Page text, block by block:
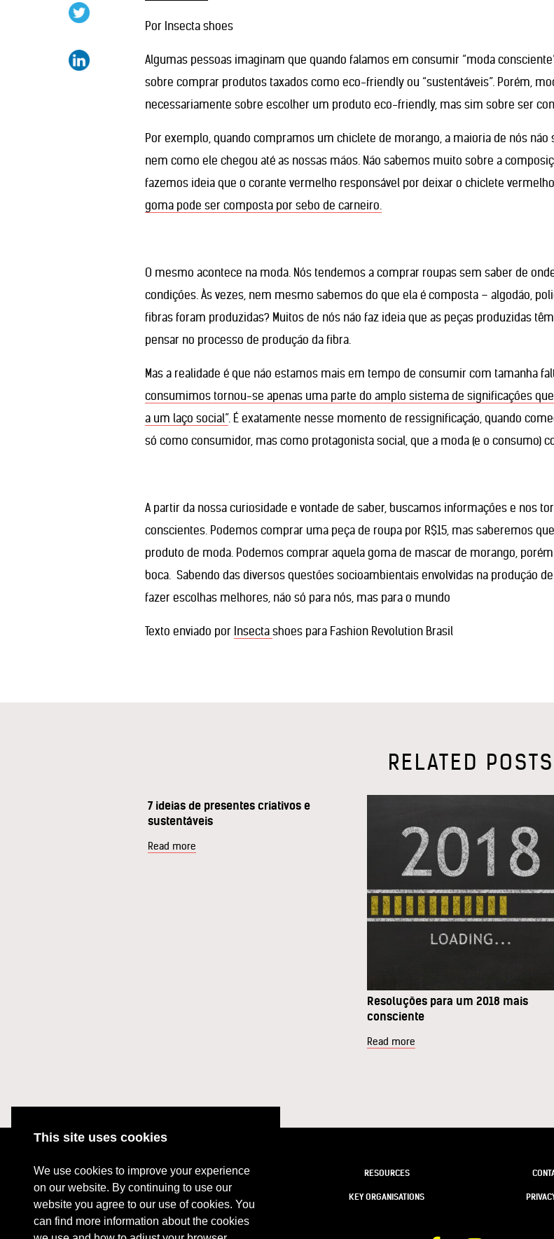
This site uses cookies
We use cookies to improve your experience
on our website. By continuing to use our
website you agree to our use of cookies. You
can find more information about the cookies
Por Insecta shoes
Algumas pessoas imaginam que quando falamos em consumir “moda
sobre comprar produtos taxados como eco-friendly ou “sustentáveis”. Porém,
necessariamente sobre escolher um produto eco-friendly, mas sim sobre ser
Por exemplo, quando compramos um chiclete de morango, a maioria de nós
nem como ele chegou até as nossas mãos. Não sabemos muito sobre a
fazemos ideia que o corante vermelho responsável por deixar o chiclete
goma pode ser composta por sebo de carneiro.
O mesmo acontece na moda. Nós tendemos a comprar roupas sem saber de
condições. Às vezes, nem mesmo sabemos do que ela é composta – algodão,
fibras foram produzidas? Muitos de nós não faz ideia que as peças produzidas
pensar no processo de produção da fibra.
Mas a realidade é que não estamos mais em tempo de consumir com tamanha
consumimos tornou-se apenas uma parte do amplo sistema de significações
a um laço social”. É exatamente nesse momento de ressignificação, quando
só como consumidor, mas como protagonista social, que a moda (e o consumo)
A partir da nossa curiosidade e vontade de saber, buscamos informações e nos
conscientes. Podemos comprar uma peça de roupa por R$15, mas saberemos
produto de moda. Podemos comprar aquela goma de mascar de morango,
boca. Sabendo das diversos questões socioambientais envolvidas na produção
fazer escolhas melhores, não só para nós, mas para o mundo
Texto enviado por Insecta shoes para Fashion Revolution Brasil
RELATED POSTS
7 ideias de presentes criativos e
sustentáveis
Read more
Resoluções para um 2018 mais
consciente
Read more
ABOUT RESOURCES
KEY ORGANISATIONS